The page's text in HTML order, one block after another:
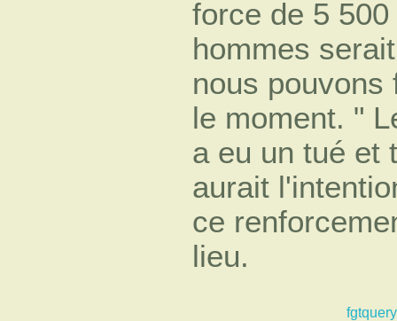
force de 5
hommes
nous pouvons
le moment. "
a eu un tué et
aurait
ce
lieu.